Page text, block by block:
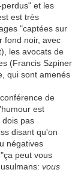
et les
est très
"captées sur
fond noir, avec
les avocats de
(Francis Szpiner
qui sont amenés
de
est
dois pas
disant qu'on
négatives
peut vous
vous